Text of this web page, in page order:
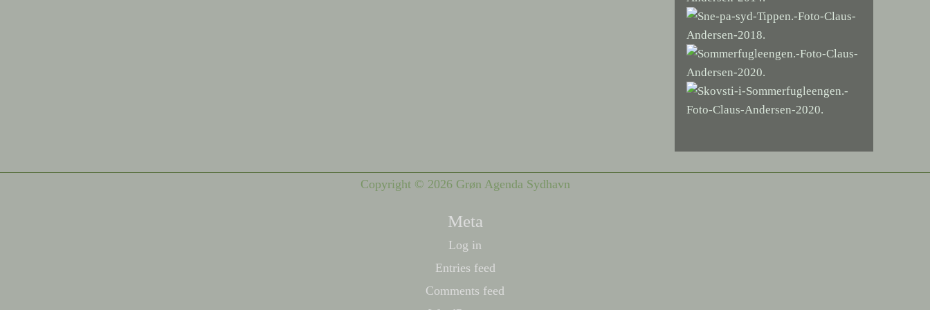
Copyright © 2026 Grøn Agenda Sydhavn
Meta
Log in
Entries feed
Comments feed